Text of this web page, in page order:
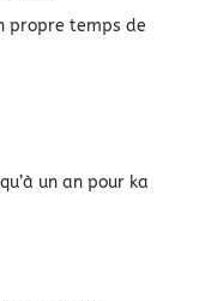
propre temps de
un an pour ka